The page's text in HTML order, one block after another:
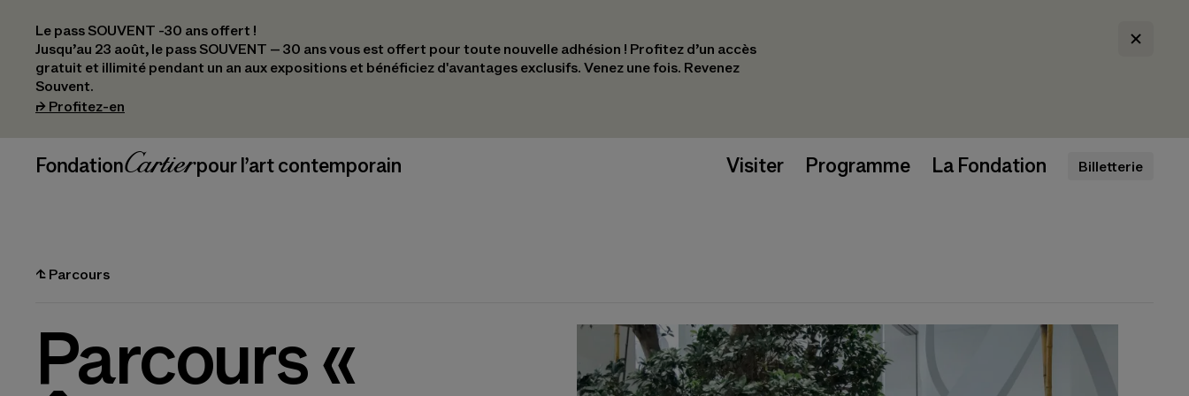
Le pass SOUVENT -30 ans offert !
Jusqu’au 23 août, le pass SOUVENT – 30 ans vous est offert pour toute nouvelle adhésion !​ Profitez d’un accès
gratuit et illimité pendant un an aux expositions et bénéficiez d'avantages exclusifs.​ Venez une fois. Revenez
Souvent.
⮣ Profitez-en
_logoFondation Cartier
pour l’art contemporain Visiter Programme La Fondation Billetterie
⮤ Parcours
Parcours «